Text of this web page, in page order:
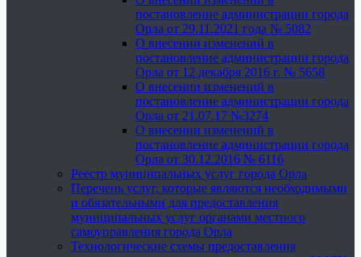
постановление администрации города
Орла от 29.11.2021 года № 5082
О внесении изменений в
постановление администрации города
Орла от 12 декабря 2016 г. № 5658
О внесении изменений в
постановление администрации города
Орла от 21.07.17 №3274
О внесении изменений в
постановление администрации города
Орла от 30.12.2016 № 6116
Реестр муниципальных услуг города Орла
Перечень услуг, которые являются необходимыми
и обязательными для предоставления
муниципальных услуг органами местного
самоуправления города Орла
Технологические схемы предоставления